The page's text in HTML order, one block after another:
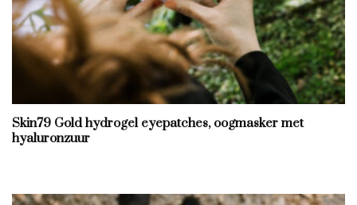
Skin79 Gold hydrogel eyepatches, oogmasker met
hyaluronzuur